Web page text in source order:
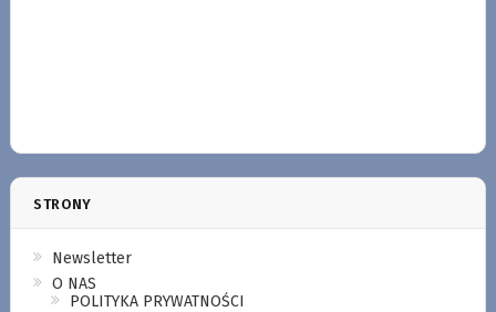
STRONY
Newsletter
O NAS
POLITYKA PRYWATNOŚCI